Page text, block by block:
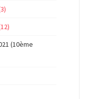
(10ème